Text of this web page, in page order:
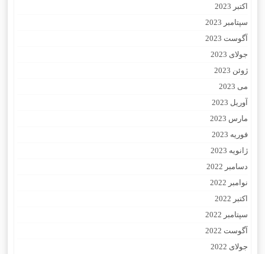
اکتبر 2023
سپتامبر 2023
آگوست 2023
جولای 2023
ژوئن 2023
می 2023
آوریل 2023
مارس 2023
فوریه 2023
ژانویه 2023
دسامبر 2022
نوامبر 2022
اکتبر 2022
سپتامبر 2022
آگوست 2022
جولای 2022